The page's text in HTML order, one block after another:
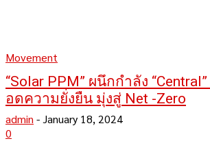
Movement
“Solar PPM” ผนึกกำลัง
อดความยั่งยืน มุ่งสู่ Net -Zero
admin - January 18, 2024
0